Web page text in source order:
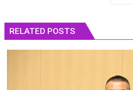
RELATED POSTS